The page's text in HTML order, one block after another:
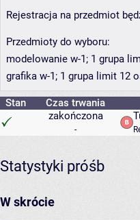
Rejestracja na przedmiot
Przedmioty do wyboru:
modelowanie w-1; 1 grupa
grafika w-1; 1 grupa limit 12
Stan Czas trwania
zakończona
-
Statystyki próśb
W skrócie